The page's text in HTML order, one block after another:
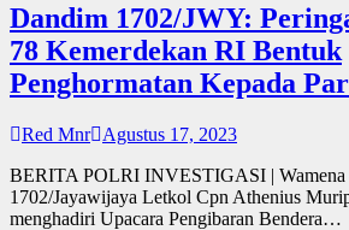
Dandim 1702/JWY:
78 Kemerdekan RI Bentuk
Penghormatan Kepada
Red Mnr
Agustus 17, 2023
BERITA POLRI INVESTIGASI | Wamena
1702/Jayawijaya Letkol Cpn Athenius
menghadiri Upacara Pengibaran Bendera…